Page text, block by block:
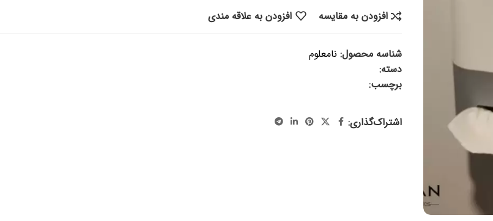
افزودن به مقایسه
افزودن به علاقه مندی
شناسه محصول: نامعلوم
دسته:
برچسب:
اشتراک‌گذاری: